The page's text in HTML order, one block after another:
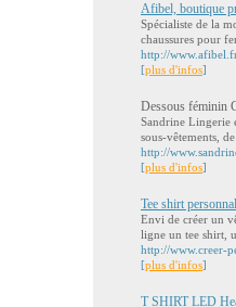
Afibel, boutique
Spécialiste de la
chaussures pour
http://
[plus d'infos]
Dessous féminin
Sandrine Lingerie
sous-vêtements,
http://
[plus d'infos]
Tee shirt
Envi de créer un
ligne un tee shirt,
http://www.creer-
[plus d'infos]
T SHIRT LED